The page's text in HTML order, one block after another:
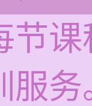
节
服务